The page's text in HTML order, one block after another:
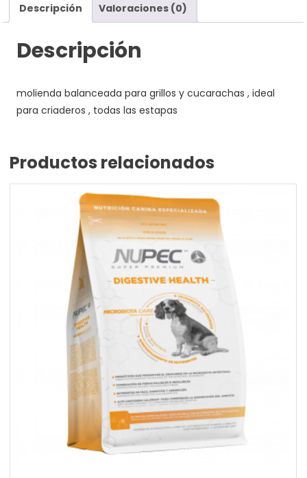
Descripción Valoraciones (0)
Descripción
molienda balanceada para grillos y cucarachas , ideal
para criaderos , todas las estapas
Productos relacionados